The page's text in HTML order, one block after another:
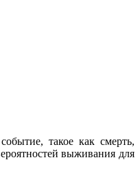
такое как смерть,
выживания для